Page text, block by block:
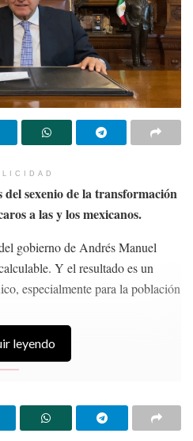
sexenio de la transformación
a las y los mexicanos.
gobierno de Andrés Manuel
Y el resultado es un
especialmente para la población
hasta de las
leyendo